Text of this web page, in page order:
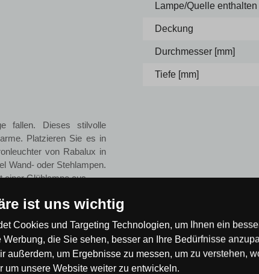
fallen. Dieses stilvolle
Platzieren Sie es in
von Rabalux in
Wand- oder Stehlampen.
einer Glühlampe aus.
verlängerte Garantie von
Lampe/Quelle enthalten
Deckung
Durchmesser [mm]
Tiefe [mm]
ist uns wichtig
Cookies und Targeting Technologien, um Ihnen ein
die Sie sehen, besser an Ihre Bedürfnisse
außerdem, um Ergebnisse zu messen, um zu verstehen,
um unsere Website weiter zu entwickeln.